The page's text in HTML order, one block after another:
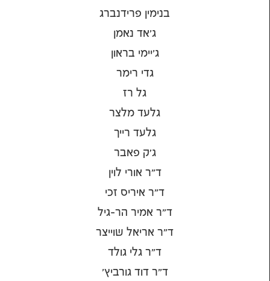
בנימין פרידנברג
ג'אד נאמן
ג'יימי בראון
גדי רימר
גל רז
גלעד מלצר
גלעד רייך
ג׳ק פאבר
ד"ר אורי לוין
ד"ר איריס זכי
ד"ר אמיר הר-גיל
ד"ר אריאל שוייצר
ד"ר גלי גולד
ד"ר דוד גורביץ'